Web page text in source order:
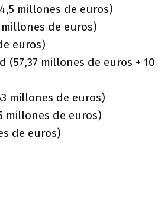
millones de euros)
de euros)
euros)
millones de euros + 10
millones de euros)
millones de euros)
de euros)